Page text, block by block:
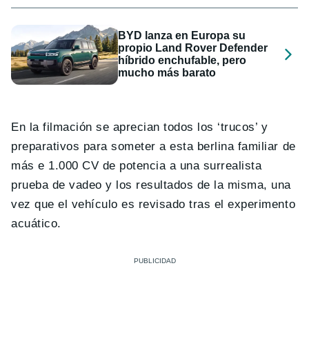
BYD lanza en Europa su
propio Land Rover Defender
híbrido enchufable, pero
mucho más barato
En la filmación se aprecian todos los ‘trucos’ y
preparativos para someter a esta berlina familiar de
más e 1.000 CV de potencia a una surrealista
prueba de vadeo y los resultados de la misma, una
vez que el vehículo es revisado tras el experimento
acuático.